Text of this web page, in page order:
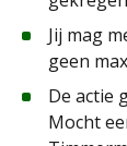
Jij mag
geen
De actie
Mocht